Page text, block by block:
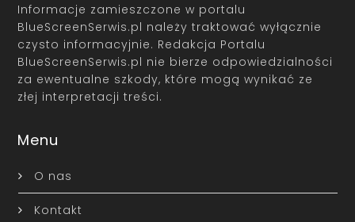
Informacje zamieszczone w portalu
BlueScreenSerwis.pl należy traktować wyłącznie
czysto informacyjnie. Redakcja Portalu
BlueScreenSerwis.pl nie bierze odpowiedzialności
za ewentualne szkody, które mogą wynikać ze
złej interpretacji treści.
Menu
O nas
Kontakt